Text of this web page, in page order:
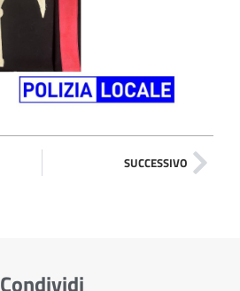
SUCCESSIVO
Condividi